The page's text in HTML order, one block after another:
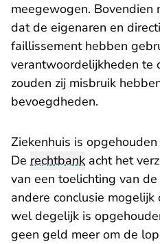
meegewogen. Bovendien
dat de eigenaren en
faillissement hebben
verantwoordelijkheden te
zouden zij misbruik
bevoegdheden.
Ziekenhuis is
De rechtbank acht het
van een toelichting van
andere conclusie
wel degelijk is
geen geld meer om de